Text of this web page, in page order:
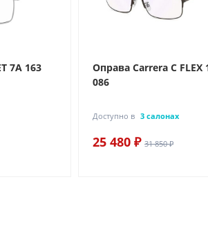
7A 163
Оправа Carrera C FLEX
086
Доступно в 3 салонах
25 480 ₽ 31 850 ₽